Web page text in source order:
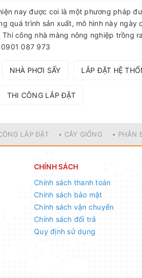
nay được coi là một phương pháp
quá trình sản xuất, mô hình này
công nhà màng nông nghiệp trồng
087 973
NHÀ PHƠI SẤY LẮP ĐẶT HỆ
THI CÔNG LẮP ĐẶT
LẮP ĐẶT • CÂY GIỐNG • PHÂN
CHÍNH SÁCH
Chính sách thanh toán
Chính sách bảo mật
Chính sách vận chuyển
Chính sách đổi trả
Quy định sử dụng